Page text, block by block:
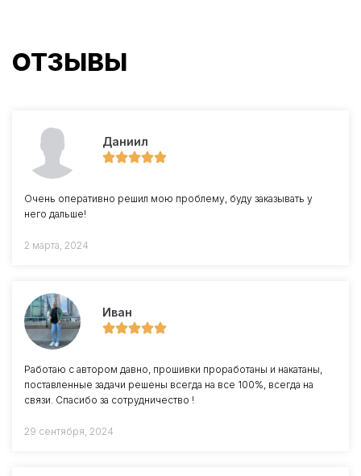
ОТЗЫВЫ
Даниил
Очень оперативно решил мою проблему, буду заказывать у
него дальше!
2 марта, 2024
Иван
Работаю с автором давно, прошивки проработаны и накатаны,
поставленные задачи решены всегда на все 100%, всегда на
связи. Спасибо за сотрудничество !
29 сентября, 2024